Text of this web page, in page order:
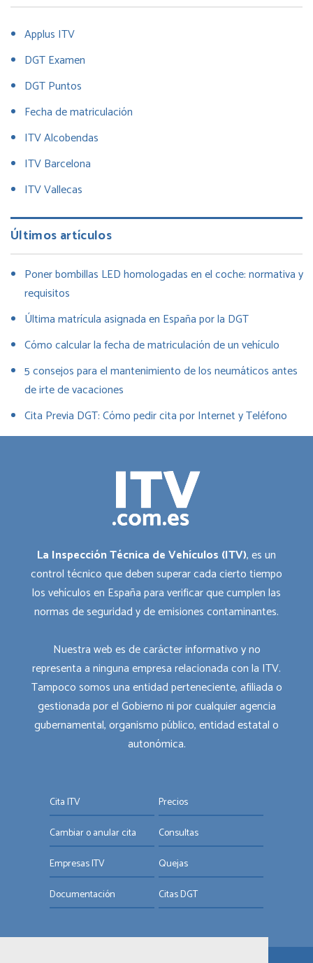
Applus ITV
DGT Examen
DGT Puntos
Fecha de matriculación
ITV Alcobendas
ITV Barcelona
ITV Vallecas
Últimos artículos
Poner bombillas LED homologadas en el coche: normativa y
requisitos
Última matrícula asignada en España por la DGT
Cómo calcular la fecha de matriculación de un vehículo
5 consejos para el mantenimiento de los neumáticos antes
de irte de vacaciones
Cita Previa DGT: Cómo pedir cita por Internet y Teléfono
La Inspección Técnica de Vehículos (ITV), es un
control técnico que deben superar cada cierto tiempo
los vehículos en España para verificar que cumplen las
normas de seguridad y de emisiones contaminantes.
Nuestra web es de carácter informativo y no
representa a ninguna empresa relacionada con la ITV.
Tampoco somos una entidad perteneciente, afiliada o
gestionada por el Gobierno ni por cualquier agencia
gubernamental, organismo público, entidad estatal o
autonómica.
Cita ITV
Cambiar o anular cita
Empresas ITV
Documentación
Precios
Consultas
Quejas
Citas DGT